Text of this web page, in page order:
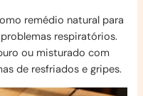
remédio natural para
respiratórios.
ou misturado com
de resfriados e gripes.